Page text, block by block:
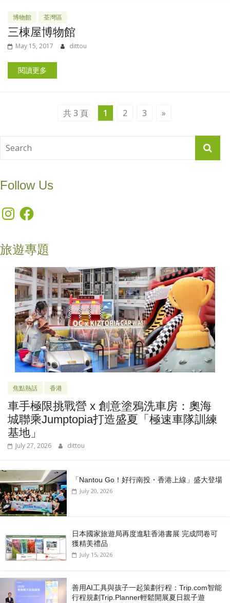
博物館 荃灣區
三棟屋博物館
May 15, 2017 dittou
閱讀更多
共 3 頁 1 2 3 »
Follow Us
InstagramFacebook
旅遊專題
焦點熱話 香港
車手極限挑戰營 x 創意塗鴉洗車房：奧海
城聯乘Jumptopia打造盛夏「極速車隊訓練
基地」
July 27, 2026 dittou
「Nantou Go！好行南投・香港上線」盛大登場
July 20, 2026
日本國家旅遊局再度進駐香港書展 完成問卷可
獲精美禮品
July 15, 2026
善用AI工具與孩子一起策劃行程：Trip.com智能
行程規劃Trip.Planner輕鬆開展夏日親子遊